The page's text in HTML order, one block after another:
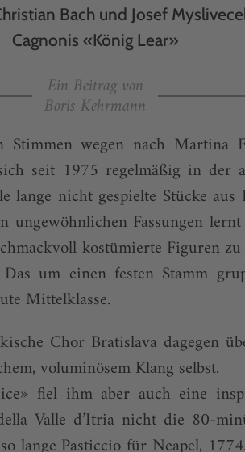
Bach und Josef
Cagnonis «König Lear»
Ein Beitrag von
Boris Kehrmann
wegen nach Martina
seit 1975 regelmäßig in der
lange nicht gespielte Stücke
ungewöhnlichen Fassungen
kostümierte Figuren
um einen festen Stamm
Mittelklasse.
Chor Bratislava dagegen
voluminösem Klang selbst.
fiel ihm aber auch eine
Valle d’Itria nicht die 80-
lange Pasticcio für Neapel,